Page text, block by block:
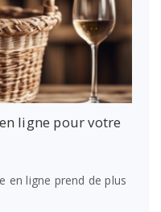
ligne pour votre
en ligne prend de plus